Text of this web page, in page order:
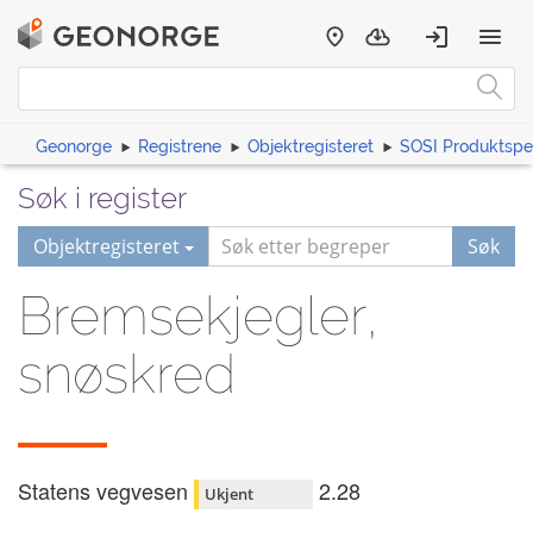
Geonorge Registrene Objektregisteret SOSI
Søk i register
Objektregisteret Søk
Bremsekjegler,
snøskred
Statens vegvesen Ukjent 2.28